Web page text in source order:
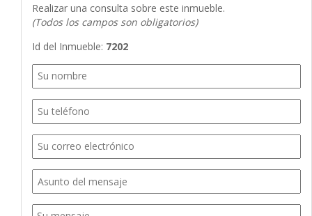
Realizar una consulta sobre este inmueble.
(Todos los campos son obligatorios)
Id del Inmueble: 7202